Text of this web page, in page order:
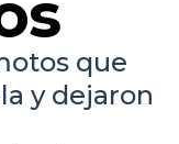
que
y dejaron